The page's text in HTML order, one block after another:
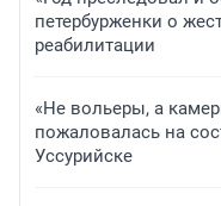
петербурженки о
реабилитации
«Не вольеры, а
пожаловалась на
Уссурийске